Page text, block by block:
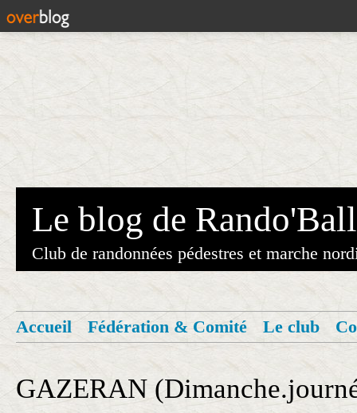
Le blog de Rando'Ball
Club de randonnées pédestres et marche
Accueil Fédération & Comité Le club
GAZERAN